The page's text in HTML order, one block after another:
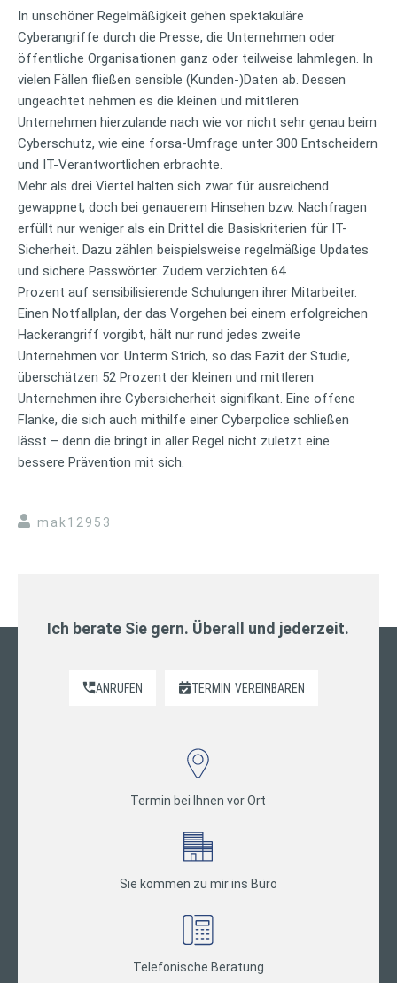
In unschöner Regelmäßigkeit gehen spektakuläre
Cyberangriffe durch die Presse, die Unternehmen oder
öffentliche Organisationen ganz oder teilweise lahmlegen. In
vielen Fällen fließen sensible (Kunden-)Daten ab. Dessen
ungeachtet nehmen es die kleinen und mittleren
Unternehmen hierzulande nach wie vor nicht sehr genau beim
Cyberschutz, wie eine forsa-Umfrage unter 300 Entscheidern
und IT-Verantwortlichen erbrachte.
Mehr als drei Viertel halten sich zwar für ausreichend
gewappnet; doch bei genauerem Hinsehen bzw. Nachfragen
erfüllt nur weniger als ein Drittel die Basiskriterien für IT-
Sicherheit. Dazu zählen beispielsweise regelmäßige Updates
und sichere Passwörter. Zudem verzichten 64
Prozent auf sensibilisierende Schulungen ihrer Mitarbeiter.
Einen Notfallplan, der das Vorgehen bei einem erfolgreichen
Hackerangriff vorgibt, hält nur rund jedes zweite
Unternehmen vor. Unterm Strich, so das Fazit der Studie,
überschätzen 52 Prozent der kleinen und mittleren
Unternehmen ihre Cybersicherheit signifikant. Eine offene
Flanke, die sich auch mithilfe einer Cyberpolice schließen
lässt – denn die bringt in aller Regel nicht zuletzt eine
bessere Prävention mit sich.
mak12953
Ich berate Sie gern. Überall und jederzeit.
ANRUFEN TERMIN VEREINBAREN
Termin bei Ihnen vor Ort
Sie kommen zu mir ins Büro
Telefonische Beratung